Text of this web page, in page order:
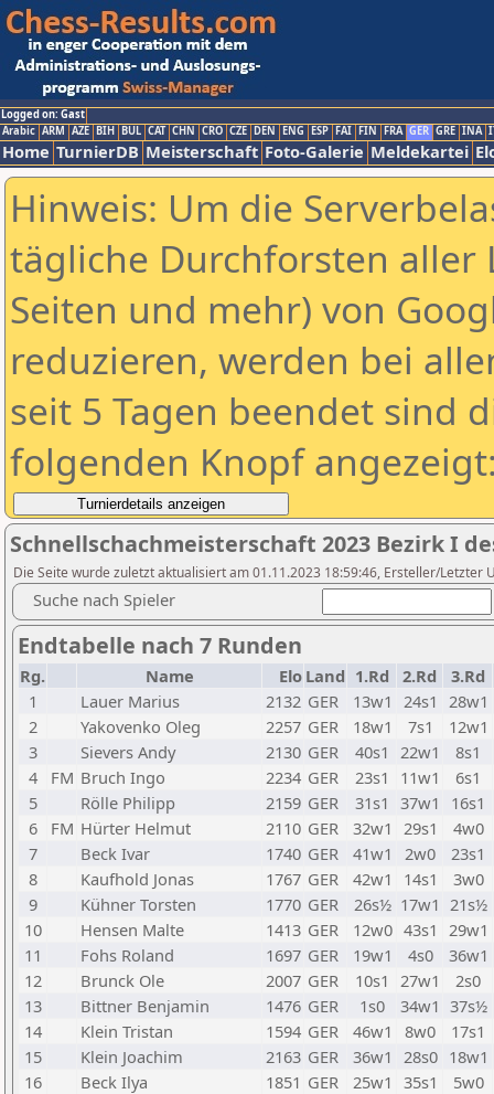
Logged on: Gast
Arabic ARM AZE BIH BUL CAT CHN CRO CZE DEN ENG ESP FAI FIN FRA GER GRE INA
Home TurnierDB Meisterschaft Foto-Galerie Meldekartei
Hinweis: Um die
tägliche Durchforsten aller
Seiten und mehr) von
reduzieren, werden bei
seit 5 Tagen beendet sind
folgenden Knopf
Schnellschachmeisterschaft 2023 Bezirk I
Die Seite wurde zuletzt aktualisiert am 01.11.2023 18:59:46, Ersteller/Letzter
Suche nach Spieler
Endtabelle nach 7 Runden
Rg. Name Elo Land 1.Rd 2.Rd
3.Rd
1
Lauer Marius 2132 GER 13w1 24s1 28w1
2
Yakovenko Oleg 2257 GER 18w1 7s1
12w1
3
Sievers Andy 2130 GER 40s1 22w1
8s1
4
FM Bruch Ingo 2234 GER 23s1 11w1
6s1
5
Rölle Philipp 2159 GER 31s1 37w1
16s1
6
FM Hürter Helmut 2110 GER 32w1 29s1
4w0
7
Beck Ivar 1740 GER 41w1 2w0
23s1
8
Kaufhold Jonas 1767 GER 42w1 14s1
3w0
9
Kühner Torsten 1770 GER 26s½ 17w1 21s½
10
Hensen Malte 1413 GER 12w0 43s1 29w1
11
Fohs Roland 1697 GER 19w1 4s0
36w1
12
Brunck Ole 2007 GER 10s1 27w1
2s0
13
Bittner Benjamin 1476 GER 1s0 34w1 37s½
14
Klein Tristan 1594 GER 46w1 8w0
17s1
15
Klein Joachim 2163 GER 36w1 28s0 18w1
16
Beck Ilya 1851 GER 25w1 35s1
5w0